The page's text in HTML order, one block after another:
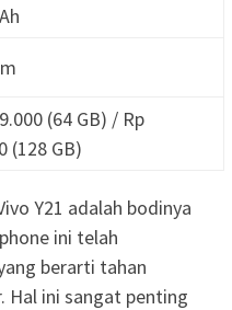
(64 GB) / Rp
(128 GB)
Y21 adalah bodinya
ini telah
berarti tahan
Hal ini sangat penting